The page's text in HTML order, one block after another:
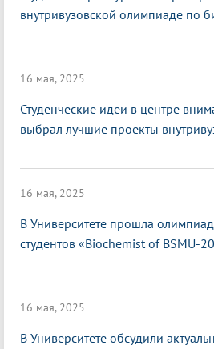
внутривузовской олимпиаде по
16 мая, 2025
Студенческие идеи в центре
выбрал лучшие проекты
16 мая, 2025
В Университете прошла
студентов «Biochemist of BSMU-
16 мая, 2025
В Университете обсудили